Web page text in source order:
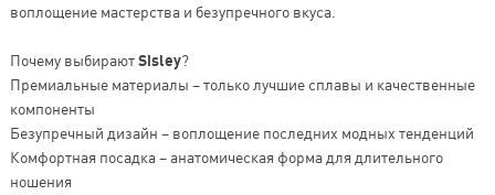
воплощение мастерства и безупречного вкуса.
Почему выбираютSisley?
Премиальные материалы – только лучшие сплавы и качественные
компоненты
Безупречный дизайн – воплощение последних модных тенденций
Комфортная посадка – анатомическая форма для длительного
ношения